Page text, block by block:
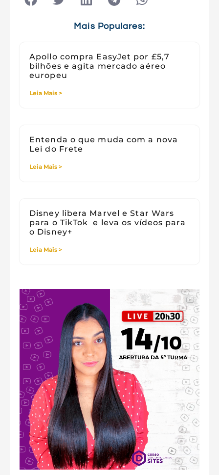
Mais Populares:
Apollo compra EasyJet por £5,7
bilhões e agita mercado aéreo
europeu
Leia Mais >
Entenda o que muda com a nova
Lei do Frete
Leia Mais >
Disney libera Marvel e Star Wars
para o TikTok e leva os vídeos para
o Disney+
Leia Mais >